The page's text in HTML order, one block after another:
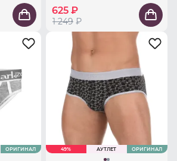
625 ₽
1 249 ₽
ОРИГИНАЛ 49% АУТЛЕТ ОРИГИНАЛ